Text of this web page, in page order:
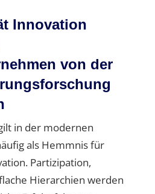
Innovation
von der
in der modernen
als Hemmnis für
Partizipation,
Hierarchien werden